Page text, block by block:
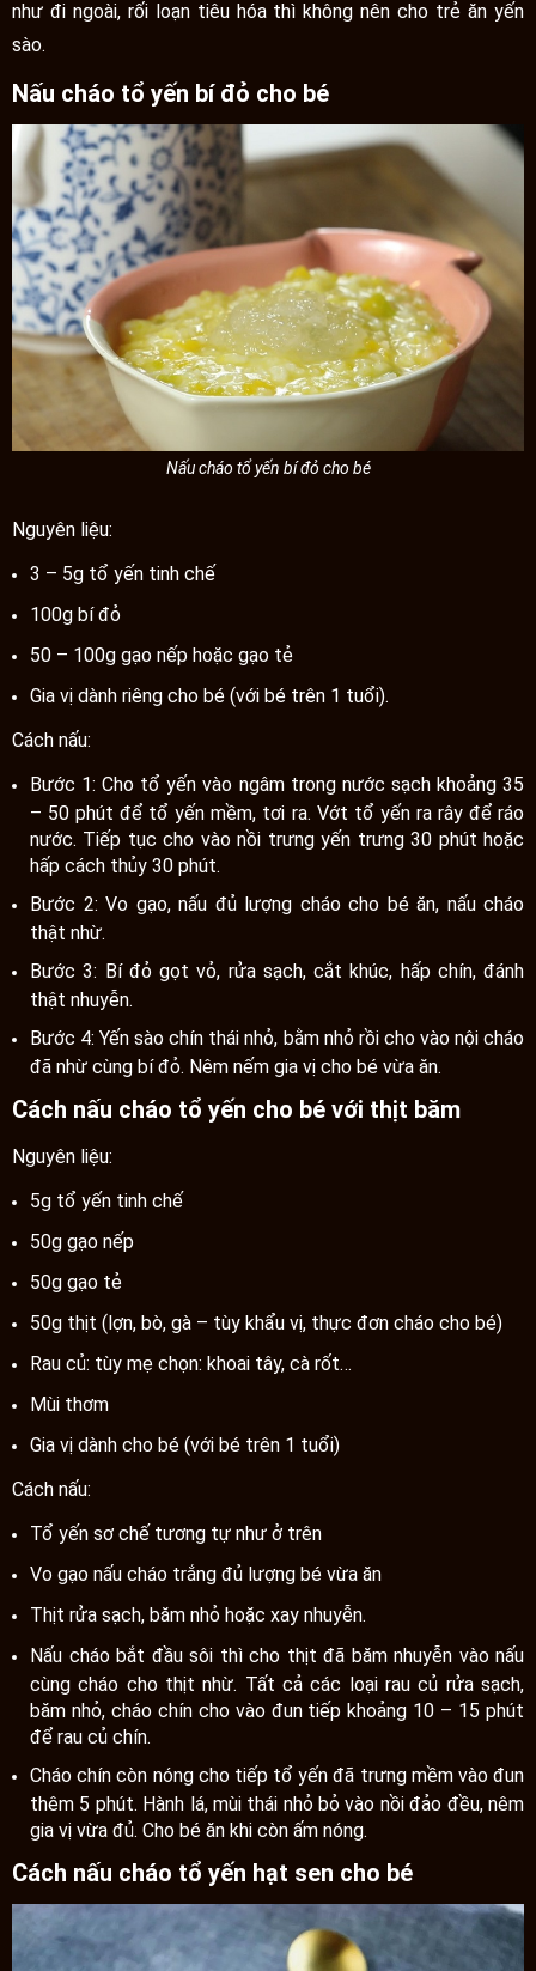
như đi ngoài, rối loạn tiêu hóa thì không nên cho trẻ ăn yến
sào.
Nấu cháo tổ yến bí đỏ cho bé
Nấu cháo tổ yến bí đỏ cho bé
Nguyên liệu:
3 – 5g tổ yến tinh chế
100g bí đỏ
50 – 100g gạo nếp hoặc gạo tẻ
Gia vị dành riêng cho bé (với bé trên 1 tuổi).
Cách nấu:
Bước 1: Cho tổ yến vào ngâm trong nước sạch khoảng 35
– 50 phút để tổ yến mềm, tơi ra. Vớt tổ yến ra rây để ráo
nước. Tiếp tục cho vào nồi trưng yến trưng 30 phút hoặc
hấp cách thủy 30 phút.
Bước 2: Vo gạo, nấu đủ lượng cháo cho bé ăn, nấu cháo
thật nhừ.
Bước 3: Bí đỏ gọt vỏ, rửa sạch, cắt khúc, hấp chín, đánh
thật nhuyễn.
Bước 4: Yến sào chín thái nhỏ, bằm nhỏ rồi cho vào nội cháo
đã nhừ cùng bí đỏ. Nêm nếm gia vị cho bé vừa ăn.
Cách nấu cháo tổ yến cho bé với thịt băm
Nguyên liệu:
5g tổ yến tinh chế
50g gạo nếp
50g gạo tẻ
50g thịt (lợn, bò, gà – tùy khẩu vị, thực đơn cháo cho bé)
Rau củ: tùy mẹ chọn: khoai tây, cà rốt…
Mùi thơm
Gia vị dành cho bé (với bé trên 1 tuổi)
Cách nấu:
Tổ yến sơ chế tương tự như ở trên
Vo gạo nấu cháo trắng đủ lượng bé vừa ăn
Thịt rửa sạch, băm nhỏ hoặc xay nhuyễn.
Nấu cháo bắt đầu sôi thì cho thịt đã băm nhuyễn vào nấu
cùng cháo cho thịt nhừ. Tất cả các loại rau củ rửa sạch,
băm nhỏ, cháo chín cho vào đun tiếp khoảng 10 – 15 phút
để rau củ chín.
Cháo chín còn nóng cho tiếp tổ yến đã trưng mềm vào đun
thêm 5 phút. Hành lá, mùi thái nhỏ bỏ vào nồi đảo đều, nêm
gia vị vừa đủ. Cho bé ăn khi còn ấm nóng.
Cách nấu cháo tổ yến hạt sen cho bé